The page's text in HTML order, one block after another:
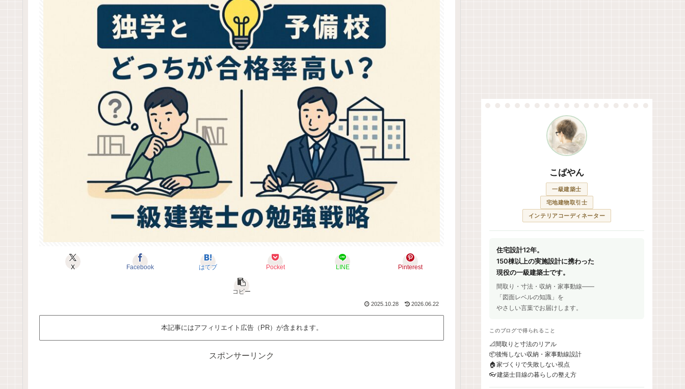
X Facebook はてブ Pocket LINE Pinterest
コピー
2025.10.28 2026.06.22
本記事にはアフィリエイト広告（PR）が含まれます。
スポンサーリンク
こばやん
一級建築士
宅地建物取引士
インテリアコーディネーター
住宅設計12年。
150棟以上の実施設計に携わった
現役の一級建築士です。
間取り・寸法・収納・家事動線——
「図面レベルの知識」を
やさしい言葉でお届けします。
このブログで得られること
📐間取りと寸法のリアル
📦後悔しない収納・家事動線設計
🏠家づくりで失敗しない視点
👓建築士目線の暮らしの整え方